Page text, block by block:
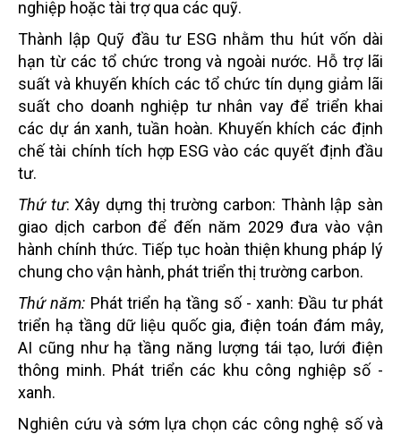
nghiệp hoặc tài trợ qua các quỹ.
Thành lập Quỹ đầu tư ESG nhằm thu hút vốn dài
hạn từ các tổ chức trong và ngoài nước. Hỗ trợ lãi
suất và khuyến khích các tổ chức tín dụng giảm lãi
suất cho doanh nghiệp tư nhân vay để triển khai
các dự án xanh, tuần hoàn. Khuyến khích các định
chế tài chính tích hợp ESG vào các quyết định đầu
tư.
Thứ tư: Xây dựng thị trường carbon: Thành lập sàn
giao dịch carbon để đến năm 2029 đưa vào vận
hành chính thức. Tiếp tục hoàn thiện khung pháp lý
chung cho vận hành, phát triển thị trường carbon.
Thứ năm: Phát triển hạ tầng số - xanh: Đầu tư phát
triển hạ tầng dữ liệu quốc gia, điện toán đám mây,
AI cũng như hạ tầng năng lượng tái tạo, lưới điện
thông minh. Phát triển các khu công nghiệp số -
xanh.
Nghiên cứu và sớm lựa chọn các công nghệ số và